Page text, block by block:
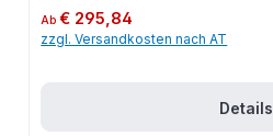
Regulärer Preis:
Ab€ 295,84
zzgl. Versandkosten nach AT
Details